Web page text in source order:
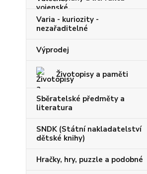
Varia - kuriozity -
nezařaditelné
Výprodej
Životopisy a paměti
Sběratelské předměty a
literatura
SNDK (Státní nakladatelství
dětské knihy)
Hračky, hry, puzzle a podobné